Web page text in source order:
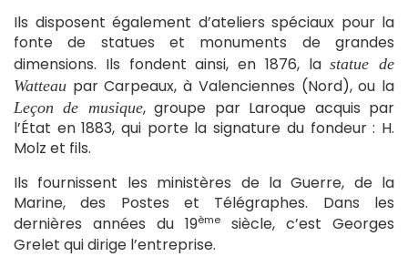
Ils disposent également d’ateliers spéciaux pour la
fonte de statues et monuments de grandes
dimensions. Ils fondent ainsi, en 1876, lastatue de
Watteau par Carpeaux, à Valenciennes (Nord), ou la
Leçon de musique, groupe par Laroque acquis par
l’État en 1883, qui porte la signature du fondeur : H.
Molz et fils.
Ils fournissent les ministères de la Guerre, de la
Marine, des Postes et Télégraphes. Dans les
dernières années du 19ème
siècle, c’est Georges
Grelet qui dirige l’entreprise.